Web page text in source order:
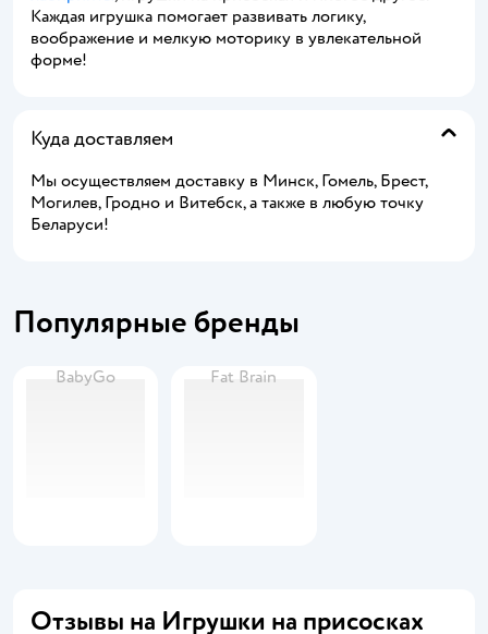
Каждая игрушка помогает развивать логику,
воображение и мелкую моторику в увлекательной
форме!
Куда доставляем
Мы осуществляем доставку в Минск, Гомель, Брест,
Могилев, Гродно и Витебск, а также в любую точку
Беларуси!
Популярные бренды
BabyGo Fat Brain
Отзывы на Игрушки на присосках